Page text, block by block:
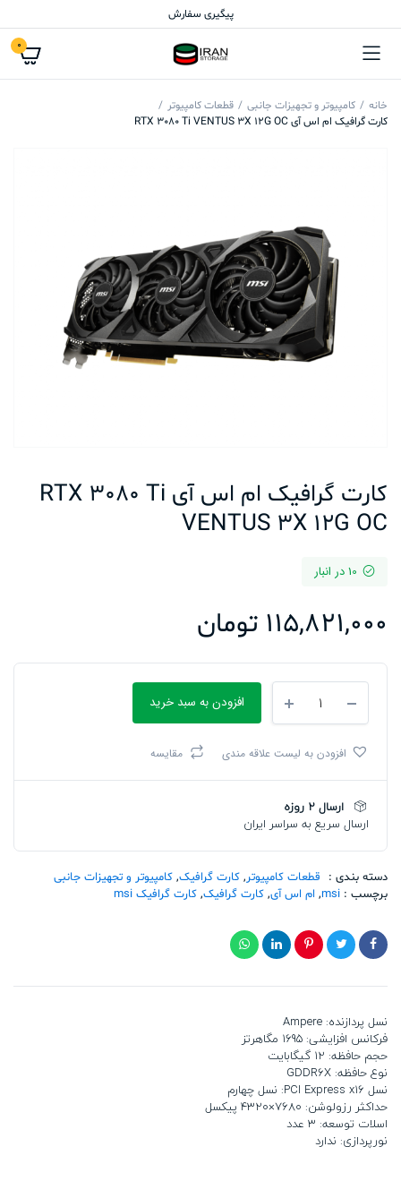
پیگیری سفارش
0
خانه کامپیوتر و تجهیزات جانبی
قطعات کامپیوتر
کارت گرافیک ام اس آی RTX 3080 Ti VENTUS 3X 12G OC
کارت گرافیک ام اس آی RTX 3080 Ti
VENTUS 3X 12G OC
10 در انبار
115,821,000 تومان
گرافیک
ام
آی
Ti
VENTUS
OC
تعداد
افزودن به سبد خرید
افزودن به لیست علاقه مندی مقایسه
ارسال 2 روزه
ارسال سریع به سراسر ایران
دسته بندی : قطعات کامپیوتر, کارت گرافیک, کامپیوتر و تجهیزات جانبی
برچسب : msi
, ام اس آی, کارت گرافیک, کارت گرافیک msi
نسل پردازنده: Ampere
فرکانس افزایشی: 1695 مگاهرتز
حجم حافظه: 12 گیگابایت
نوع حافظه: GDDR6X
نسل PCI Express x16: نسل چهارم
حداکثر رزولوشن: 7680×4320 پیکسل
اسلات توسعه: 3 عدد
نورپردازی: ندارد